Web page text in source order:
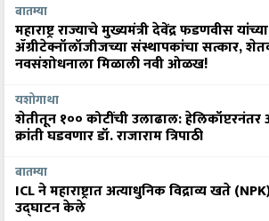
बातम्या
महाराष्ट्र राज्याचे मुख्यमंत्री देवेंद्र फडणवीस
ॲग्रीटेक्नॉलॉजीजच्या संस्थापकांचा सत्कार,
नवसंशोधनाला मिळाली नवी ओळख!
यशोगाथा
शेतीतून १०० कोटींची उलाढाल:
क्रांती घडवणार डॉ. राजाराम त्रिपाठी
बातम्या
ICL ने महाराष्ट्रात अत्याधुनिक विद्राव्य खते
उद्घाटन केले